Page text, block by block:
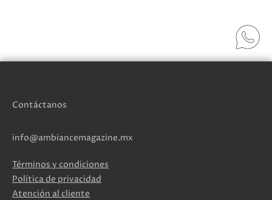
Contáctanos
info@ambiancemagazine.mx
Términos y condiciones
Política de privacidad
Atención al cliente